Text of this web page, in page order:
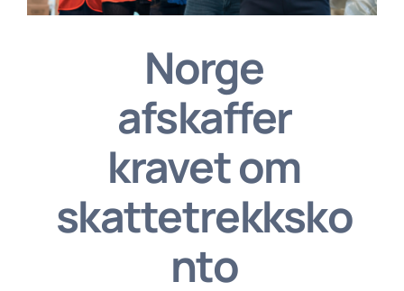
Norge
afskaffer
kravet om
skattetrekksko
nto